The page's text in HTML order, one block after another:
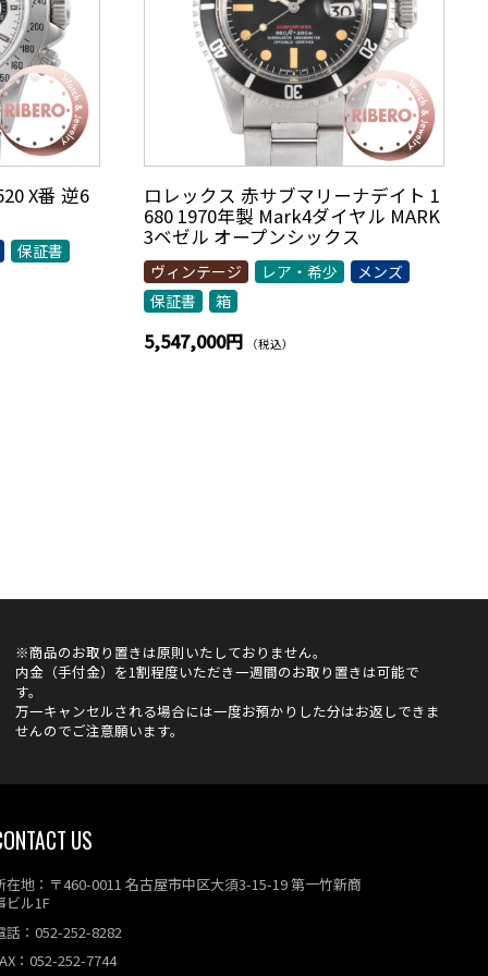
X番 逆6
保証書
ロレックス 赤サブマリーナデイト 1
680 1970年製 Mark4ダイヤル MARK
3ベゼル オープンシックス
ヴィンテージ レア・希少
メンズ
保証書
箱
5,547,000円 （税込）
※商品のお取り置きは原則いたしておりません。
内金（手付金）を1割程度いただき一週間のお取り置きは可能で
す。
万一キャンセルされる場合には一度お預かりした分はお返しできま
せんのでご注意願います。
US
在地：〒460-0011 名古屋市中区大須3-15-19 第一竹新商
ビル1F
話：052-252-8282
：052-252-7744